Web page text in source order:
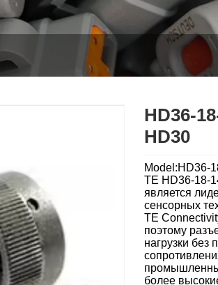
HD36-
HD30
Model:HD36-
TE HD36-18-
является
сенсорных
TE
поэтому
нагрузки без
более